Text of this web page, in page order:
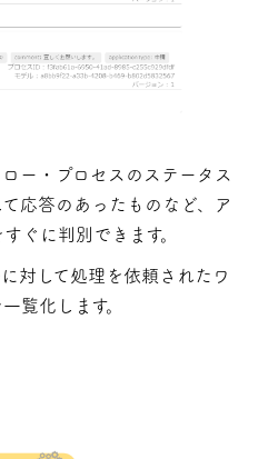
ー・プロセスのステータス
応答のあったものなど、ア
ぐに判別できます。
対して処理を依頼されたワ
覧化します。